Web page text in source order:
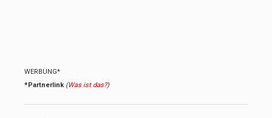
WERBUNG*
*Partnerlink (Was ist das?)